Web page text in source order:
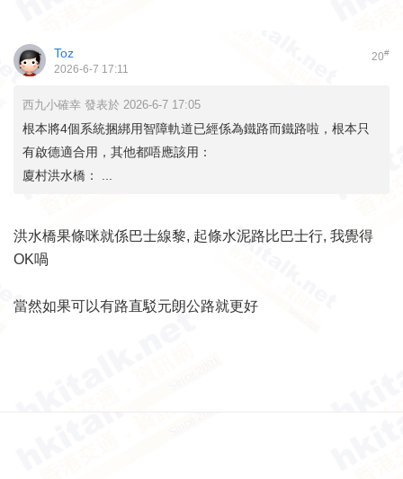
20#
Toz
2026-6-7 17:11
西九小確幸 發表於 2026-6-7 17:05
根本將4個系統捆綁用智障軌道已經係為鐵路而鐵路啦，根本只
有啟德適合用，其他都唔應該用：
廈村洪水橋： ...
洪水橋果條咪就係巴士線黎, 起條水泥路比巴士行, 我覺得
OK喎
當然如果可以有路直駁元朗公路就更好